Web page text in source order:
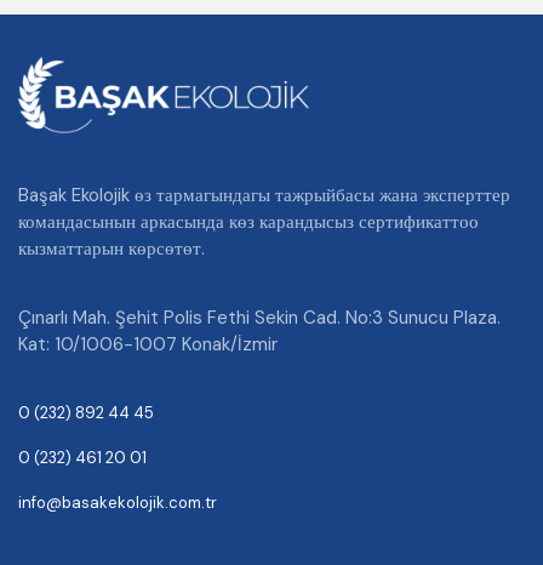
Başak Ekolojik өз тармагындагы тажрыйбасы жана эксперттер
командасынын аркасында көз карандысыз сертификаттоо
кызматтарын көрсөтөт.
Çınarlı Mah. Şehit Polis Fethi Sekin Cad. No:3 Sunucu Plaza.
Kat: 10/1006-1007 Konak/İzmir
0 (232) 892 44 45
0 (232) 461 20 01
info@basakekolojik.com.tr